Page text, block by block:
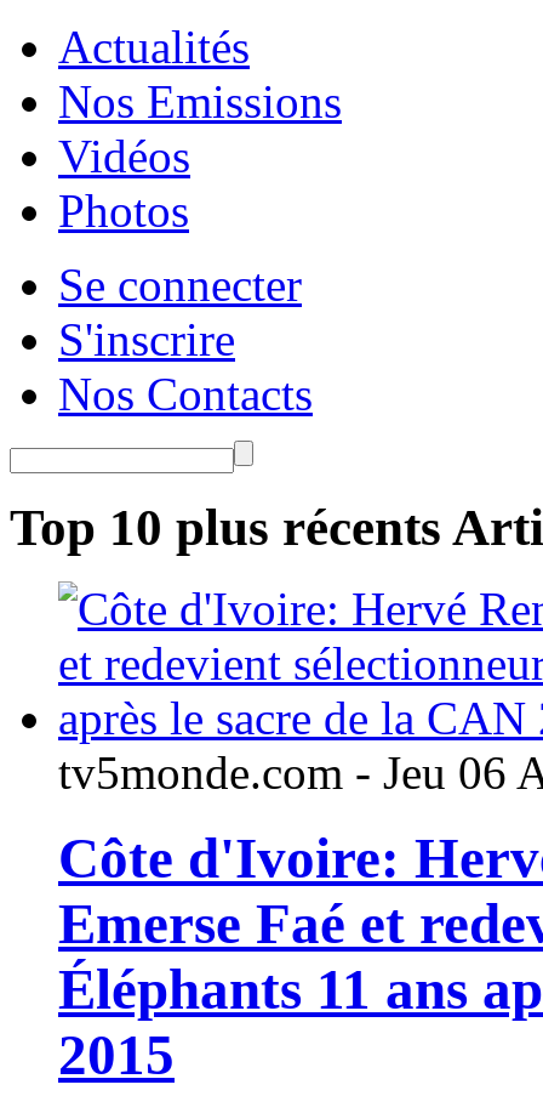
Actualités
Nos Emissions
Vidéos
Photos
Se connecter
S'inscrire
Nos Contacts
Top 10 plus récents
tv5monde.com - Jeu 06
Côte d'Ivoire:
Emerse Faé et
Éléphants 11 ans
2015